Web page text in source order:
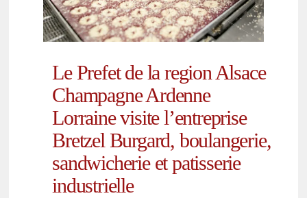
Le Prefet de la region Alsace
Champagne Ardenne
Lorraine visite l’entreprise
Bretzel Burgard, boulangerie,
sandwicherie et patisserie
industrielle